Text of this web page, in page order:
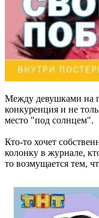
Между девушками на
конкуренция и не
место "под солнцем".
Кто-то хочет
колонку в журнале,
то возмущается тем,